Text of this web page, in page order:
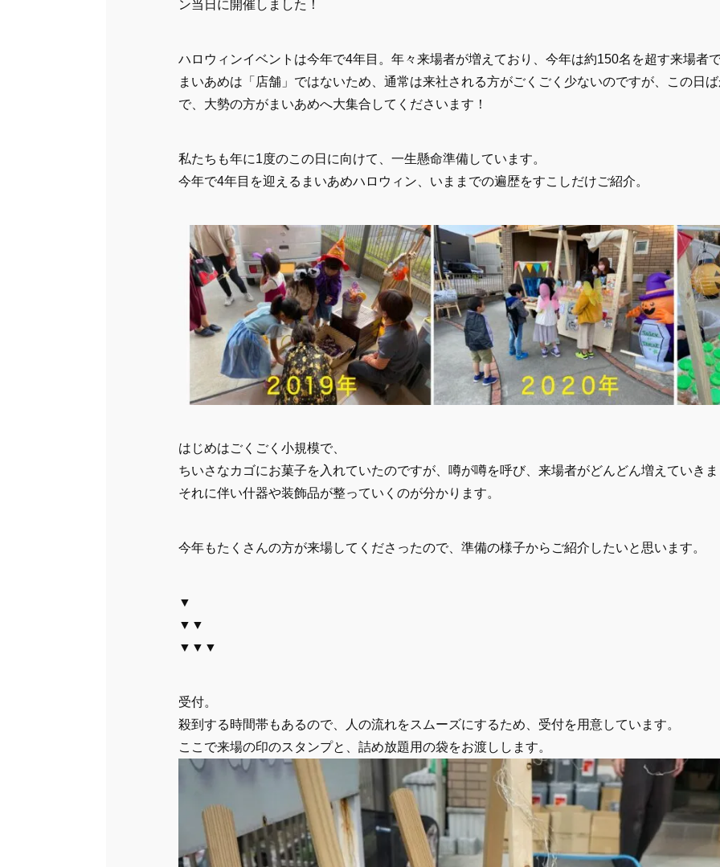
ン当日に開催しました！
ハロウィンイベントは今年で4年目。年々来場者が増えており、今年は約150名を超す来場者
まいあめは「店舗」ではないため、通常は来社される方がごくごく少ないのですが、この日
で、大勢の方がまいあめへ大集合してくださいます！
私たちも年に1度のこの日に向けて、一生懸命準備しています。
今年で4年目を迎えるまいあめハロウィン、いままでの遍歴をすこしだけご紹介。
はじめはごくごく小規模で、
ちいさなカゴにお菓子を入れていたのですが、噂が噂を呼び、来場者がどんどん増えていき
それに伴い什器や装飾品が整っていくのが分かります。
今年もたくさんの方が来場してくださったので、準備の様子からご紹介したいと思います。
▼
▼▼
▼▼▼
受付。
殺到する時間帯もあるので、人の流れをスムーズにするため、受付を用意しています。
ここで来場の印のスタンプと、詰め放題用の袋をお渡しします。